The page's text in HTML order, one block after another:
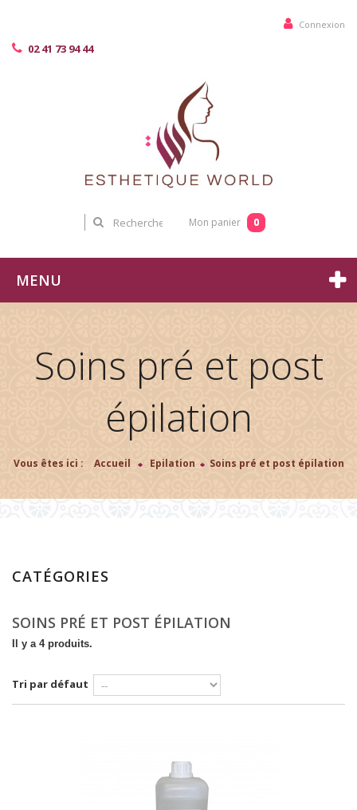
Connexion
02 41 73 94 44
Mon panier 0
MENU
Soins pré et post
épilation
Vous êtes ici : Accueil > Epilation > Soins pré et post épilation
CATÉGORIES
SOINS PRÉ ET POST ÉPILATION
Il y a 4 produits.
Tri par défaut